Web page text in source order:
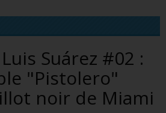
Suárez #02 :
"Pistolero"
noir de Miami